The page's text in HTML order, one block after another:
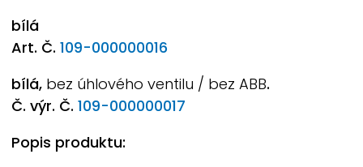
bílá
Art. Č. 109-000000016
bílá, bez úhlového ventilu / bez ABB.
Č. výr. Č. 109-000000017
Popis produktu: